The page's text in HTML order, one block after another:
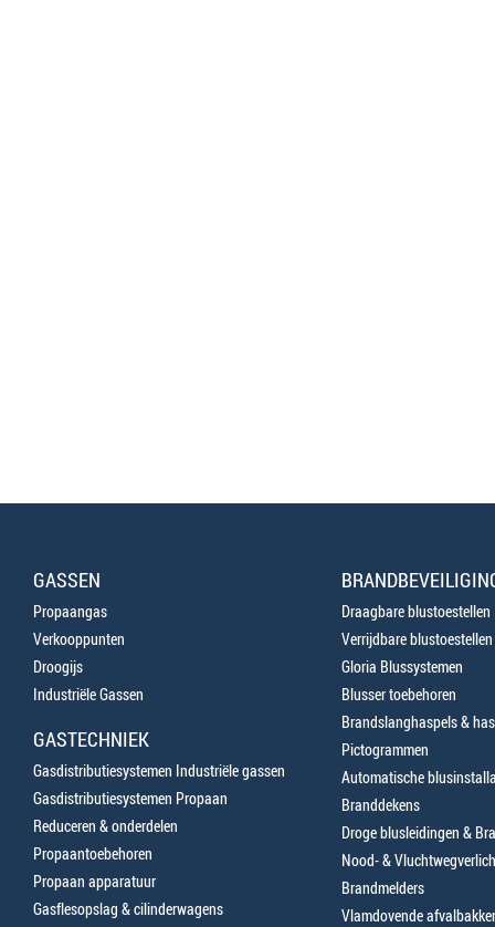
GASSEN
Propaangas
Verkooppunten
Droogijs
Industriële Gassen
GASTECHNIEK
Gasdistributiesystemen Industriële gassen
Gasdistributiesystemen Propaan
Reduceren & onderdelen
Propaantoebehoren
Propaan apparatuur
Gasflesopslag & cilinderwagens
Draagbare blustoestellen
Verrijdbare blustoestellen
Gloria Blussystemen
Blusser toebehoren
Brandslanghaspels &
Pictogrammen
Automatische
Branddekens
Droge blusleidingen &
Nood- &
Brandmelders
Vlamdovende